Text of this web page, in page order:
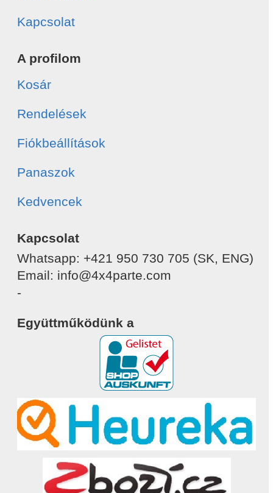
Kapcsolat
A profilom
Kosár
Rendelések
Fiókbeállítások
Panaszok
Kedvencek
Kapcsolat
Whatsapp: +421 950 730 705 (SK, ENG)
Email: info@4x4parte.com
-
Együttműködünk a